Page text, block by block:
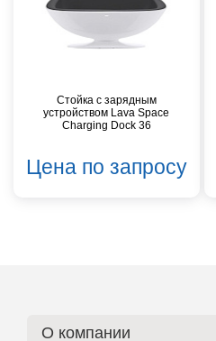
Стойка c зарядным
устройством Lava Space
Charging Dock 36
Цена по запросу
О компании